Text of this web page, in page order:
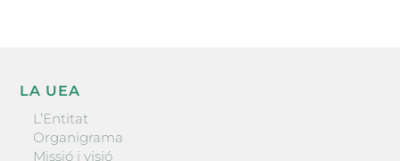
LA UEA
L’Entitat
Organigrama
Missió i visió